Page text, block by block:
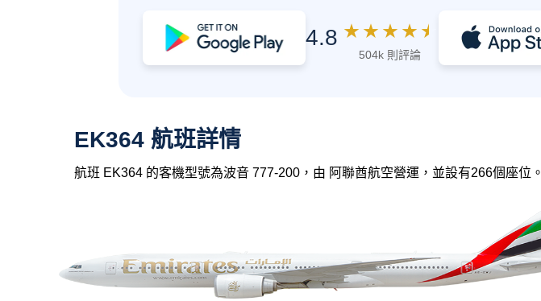
4.8 ★ ★ ★ ★ ★
504k 則評論
EK364 航班詳情
航班 EK364 的客機型號為波音 777-200，由 阿聯酋航空營運，並設有266個座位。